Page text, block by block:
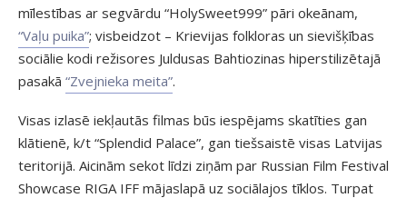
mīlestības ar segvārdu “HolySweet999” pāri okeānam,
“Vaļu puika”; visbeidzot – Krievijas folkloras un sievišķības
sociālie kodi režisores Juldusas Bahtiozinas hiperstilizētajā
pasakā “Zvejnieka meita”.
Visas izlasē iekļautās filmas būs iespējams skatīties gan
klātienē, k/t “Splendid Palace”, gan tiešsaistē visas Latvijas
teritorijā. Aicinām sekot līdzi ziņām par Russian Film Festival
Showcase RIGA IFF mājaslapā uz sociālajos tīklos. Turpat